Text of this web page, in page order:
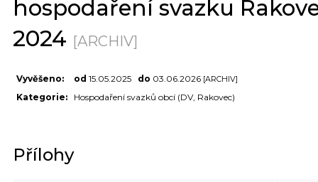
hospodaření svazku
2024 [ARCHIV]
Vyvěšeno: od 15.05.2025 do 03.06.2026 [ARCHIV]
Kategorie: Hospodaření svazků obcí (DV, Rakovec)
Přílohy